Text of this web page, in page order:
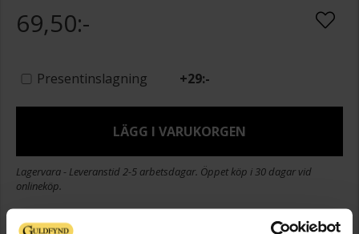
69,50:-
Presentinslagning +29:-
LÄGG I VARUKORGEN
Lagervara - Leveranstid 2-5 arbetsdagar. Öppet köp i 30 dagar vid
onlineköp.
Info